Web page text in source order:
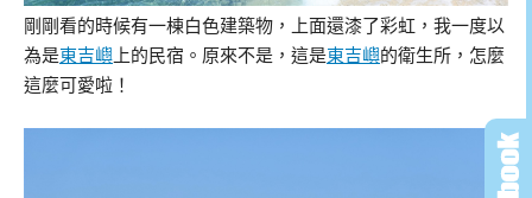
剛剛看的時候有一棟白色建築物，上面還漆了彩虹，我一度以
為是東吉嶼 上的民宿。原來不是，這是東吉嶼的衛生所，怎麼
這麼可愛啦！